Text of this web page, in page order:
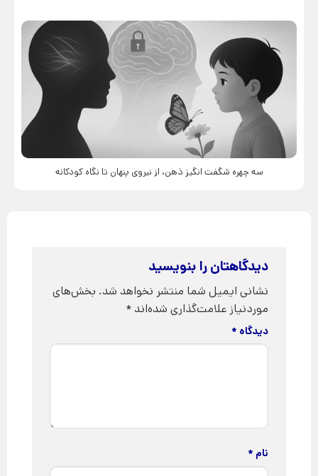
سه چهره شگفت انگیز ذهن، از نیروی پنهان تا نگاه کودکانه
دیدگاهتان را بنویسید
نشانی ایمیل شما منتشر نخواهد شد. بخش‌های
موردنیاز علامت‌گذاری شده‌اند*
دیدگاه *
نام *